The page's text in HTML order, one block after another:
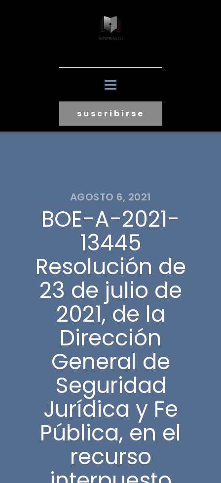
suscribirse
AGOSTO 6, 2021
BOE-A-2021-
13445
Resolución de
23 de julio de
2021, de la
Dirección
General de
Seguridad
Jurídica y Fe
Pública, en el
recurso